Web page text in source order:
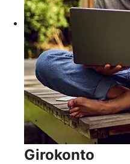
Girokonto